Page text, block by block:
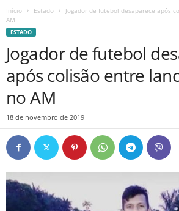
Início Estado
Jogador de futebol desaparece após
AM
ESTADO
Jogador de futebol
após colisão entre
no AM
18 de novembro de 2019